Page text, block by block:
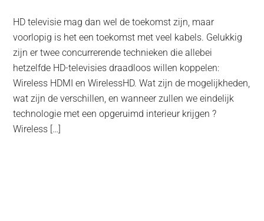
HD televisie mag dan wel de toekomst zijn, maar
voorlopig is het een toekomst met veel kabels. Gelukkig
zijn er twee concurrerende technieken die allebei
hetzelfde HD-televisies draadloos willen koppelen:
Wireless HDMI en WirelessHD. Wat zijn de mogelijkheden,
wat zijn de verschillen, en wanneer zullen we eindelijk
technologie met een opgeruimd interieur krijgen ?
Wireless […]